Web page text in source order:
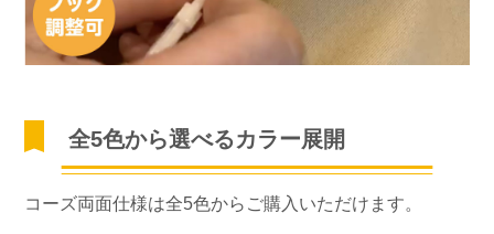
全5色から選べるカラー展開
コーズ両面仕様は全5色からご購入いただけます。